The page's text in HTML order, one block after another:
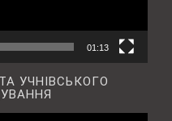
01:13
УЧНІВСЬКОГО